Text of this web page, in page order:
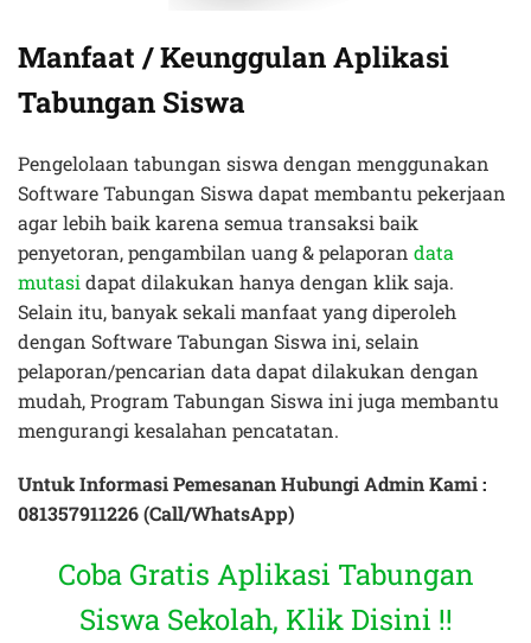
Manfaat / Keunggulan Aplikasi
Tabungan Siswa
Pengelolaan tabungan siswa dengan menggunakan
Software Tabungan Siswa dapat membantu pekerjaan
agar lebih baik karena semua transaksi baik
penyetoran, pengambilan uang & pelaporan data
mutasi dapat dilakukan hanya dengan klik saja.
Selain itu, banyak sekali manfaat yang diperoleh
dengan Software Tabungan Siswa ini, selain
pelaporan/pencarian data dapat dilakukan dengan
mudah, Program Tabungan Siswa ini juga membantu
mengurangi kesalahan pencatatan.
Untuk Informasi Pemesanan Hubungi Admin Kami :
081357911226 (Call/WhatsApp)
Coba Gratis Aplikasi Tabungan
Siswa Sekolah, Klik Disini !!